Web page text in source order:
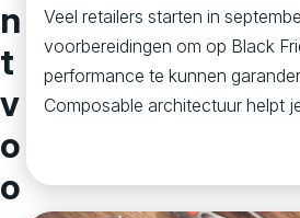
n
t
v
o
o
Veel retailers starten in
voorbereidingen om op Black
performance te kunnen
Composable architectuur helpt